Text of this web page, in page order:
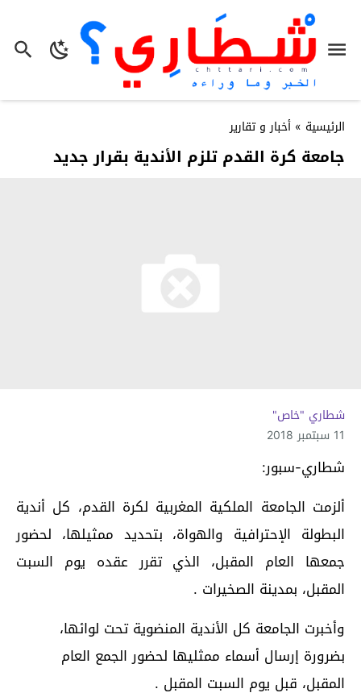
الرئيسية » أخبار و تقارير
جامعة كرة القدم تلزم الأندية بقرار جديد
شطاري "خاص"
11 سبتمبر 2018
شطاري-سبور:
ألزمت الجامعة الملكية المغربية لكرة القدم، كل أندية
البطولة الإحترافية والهواة، بتحديد ممثيلها، لحضور
جمعها العام المقبل، الذي تقرر عقده يوم السبت
المقبل، بمدينة الصخيرات .
وأخبرت الجامعة كل الأندية المنضوية تحت لوائها،
بضرورة إرسال أسماء ممثليها لحضور الجمع العام
المقبل، قبل يوم السبت المقبل .